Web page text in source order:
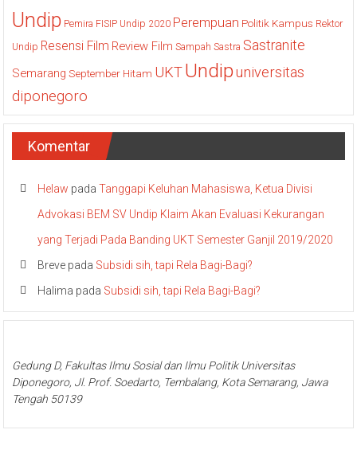
Undip Pemira FISIP Undip 2020 Perempuan Politik Kampus Rektor
Undip Resensi Film Review Film Sampah Sastra Sastranite
Semarang September Hitam UKTUndipuniversitas
diponegoro
Komentar
Helaw padaTanggapi Keluhan Mahasiswa, Ketua Divisi
Advokasi BEM SV Undip Klaim Akan Evaluasi Kekurangan
yang Terjadi Pada Banding UKT Semester Ganjil 2019/2020
Breve pada Subsidi sih, tapi Rela Bagi-Bagi?
Halima pada Subsidi sih, tapi Rela Bagi-Bagi?
Gedung D, Fakultas Ilmu Sosial dan Ilmu Politik Universitas
Diponegoro, Jl. Prof. Soedarto, Tembalang, Kota Semarang, Jawa
Tengah 50139